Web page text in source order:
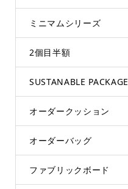
ミニマムシリーズ
2個目半額
SUSTANABLE PACKAGE
オーダークッション
オーダーバッグ
ファブリックボード